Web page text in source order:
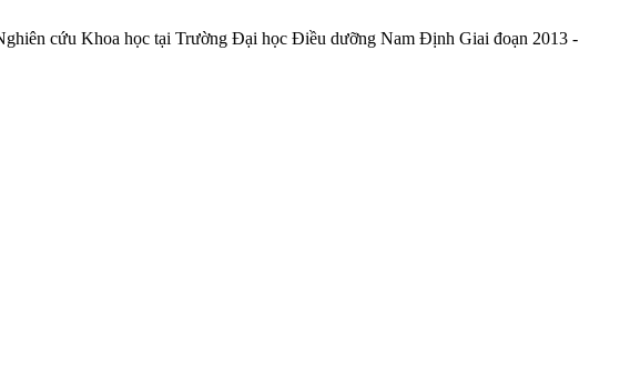
cứu Khoa học tại Trường Đại học Điều dưỡng Nam Định Giai đoạn 2013 -